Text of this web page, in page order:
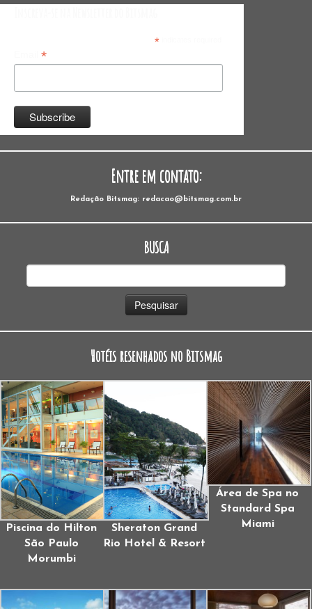
*indicates required
*
Entre em contato:
Redação Bitsmag: redacao@bitsmag.com.br
BUSCA
Hotéis resenhados no Bitsmag
Piscina do Hilton
São Paulo
Morumbi
Sheraton Grand
Rio Hotel & Resort
Área de Spa no
Standard Spa
Miami